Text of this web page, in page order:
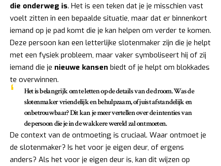
die onderweg is. Het is een teken dat je je misschien vast
voelt zitten in een bepaalde situatie, maar dat er binnenkort
iemand op je pad komt die je kan helpen om verder te komen.
Deze persoon kan een letterlijke slotenmaker zijn die je helpt
met een fysiek probleem, maar vaker symboliseert hij of zij
iemand die je nieuwe kansen biedt of je helpt om blokkades
te overwinnen.
Het is belangrijk om te letten op de details van de droom. Was de
slotenmaker vriendelijk en behulpzaam, of juist afstandelijk en
onbetrouwbaar? Dit kan je meer vertellen over de intenties van
de persoon die je in de wakkere wereld zal ontmoeten.
De context van de ontmoeting is cruciaal. Waar ontmoet je
de slotenmaker? Is het voor je eigen deur, of ergens
anders? Als het voor je eigen deur is, kan dit wijzen op